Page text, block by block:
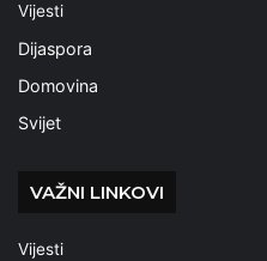
Vijesti
Dijaspora
Domovina
Svijet
VAŽNI LINKOVI
Vijesti